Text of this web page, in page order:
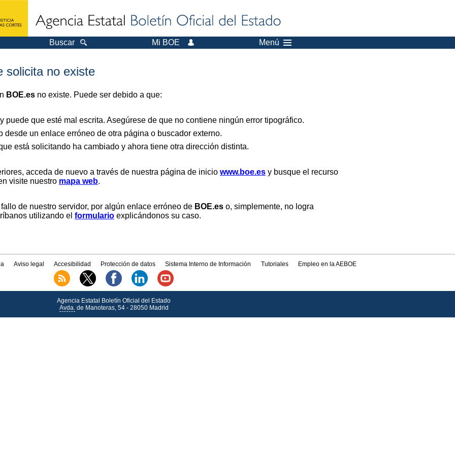
Buscar Mi BOE Menú
solicita no existe
BOE.es no existe. Puede ser debido a que:
puede que esté mal escrita. Asegúrese de que no contiene ningún error tipográfico.
desde un enlace erróneo de otra página o buscador externo.
está solicitando ha cambiado y ahora tiene otra dirección distinta.
acceda de nuevo a través de nuestra página de inicio www.boe.es y busque el recurso
visite nuestro mapa web.
de nuestro servidor, por algún enlace erróneo de BOE.es o, simplemente, no logra
utilizando el formulario explicándonos su caso.
Aviso legal Accesibilidad Protección de datos Sistema Interno de Información Tutoriales Empleo en la AEBOE
Agencia Estatal Boletín Oficial del Estado
Avda.de Manoteras, 54 - 28050 Madrid